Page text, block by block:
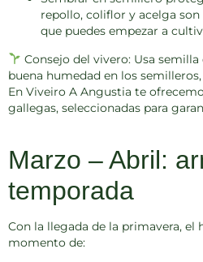
repollo, coliflor y acelga
que puedes empezar a
Consejo del vivero:Usa semilla
buena humedad en los
En Viveiro A Angustia te
gallegas, seleccionadas para
Marzo – Abril:
temporada
Con la llegada de la primavera, el
momento de: